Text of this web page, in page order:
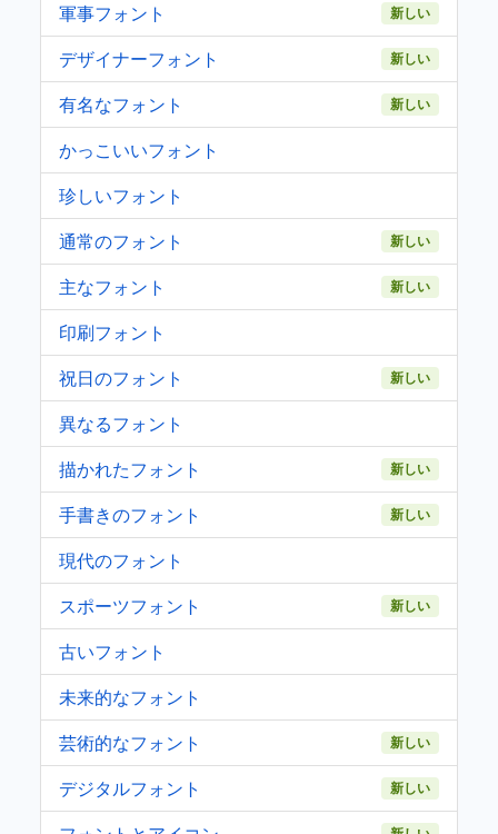
軍事フォント 新しい
デザイナーフォント 新しい
有名なフォント 新しい
かっこいいフォント
珍しいフォント
通常のフォント
新しい
主なフォント 新しい
印刷フォント
祝日のフォント
新しい
異なるフォント
描かれたフォント
新しい
手書きのフォント 新しい
現代のフォント
スポーツフォント
新しい
古いフォント
未来的なフォント
芸術的なフォント
新しい
デジタルフォント 新しい